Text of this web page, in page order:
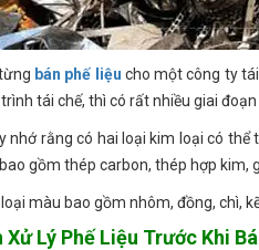
bán phế liệu cho một công ty
tái chế, thì có rất nhiều giai
nhớ rằng có hai loại kim loại có
gồm thép carbon, thép hợp kim,
màu bao gồm nhôm, đồng, chì,
Xử Lý Phế Liệu Trước Khi